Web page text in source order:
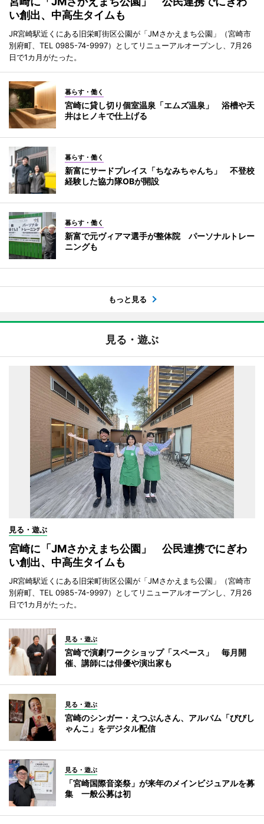
い創出、中高生タイムも
JR宮崎駅近くにある旧栄町街区公園が「JMさかえまち公園」（宮崎市
別府町、TEL 0985-74-9997）としてリニューアルオープンし、7月26
日で1カ月がたった。
暮らす・働く
宮崎に貸し切り個室温泉「エムズ温泉」 浴槽や天
井はヒノキで仕上げる
暮らす・働く
新富にサードプレイス「ちなみちゃんち」 不登校
経験した協力隊OBが開設
暮らす・働く
新富で元ヴィアマ選手が整体院 パーソナルトレー
ニングも
もっと見る
見る・遊ぶ
見る・遊ぶ
宮崎に「JMさかえまち公園」 公民連携でにぎわ
い創出、中高生タイムも
JR宮崎駅近くにある旧栄町街区公園が「JMさかえまち公園」（宮崎市
別府町、TEL 0985-74-9997）としてリニューアルオープンし、7月26
日で1カ月がたった。
見る・遊ぶ
宮崎で演劇ワークショップ「スペース」 毎月開
催、講師には俳優や演出家も
見る・遊ぶ
宮崎のシンガー・えつぷんさん、アルバム「びびし
ゃんこ」をデジタル配信
見る・遊ぶ
「宮崎国際音楽祭」が来年のメインビジュアルを募
集 一般公募は初